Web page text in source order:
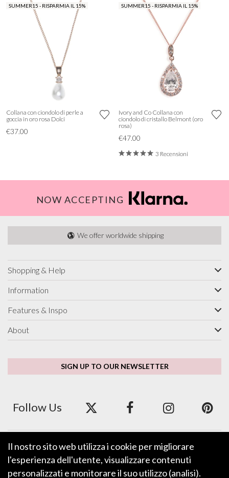
SUMMER15 - RISPARMIA IL 15%
Collana con ciondolo di perle a
goccia in oro rosa Dolci
€37.00
SUMMER15 - RISPARMIA IL 15%
Ivory and Co Collana con
ciondolo di cristallo Belmont (oro
rosa)
€47.00
3 Recensioni
NOW ACCEPTING
We offer worldwide shipping
Shopping & Help
Information
Features & Inspo
About
SIGN UP TO OUR NEWSLETTER
Follow Us
We accept ApplePay, GooglePay, PayPal and Credit/Debit Card.
Il nostro sito web utilizza i cookie per migliorare
l'esperienza dell'utente, visualizzare contenuti
personalizzati e monitorare il suo utilizzo (analisi).